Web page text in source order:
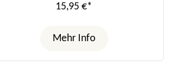
15,95 €*
Mehr Info